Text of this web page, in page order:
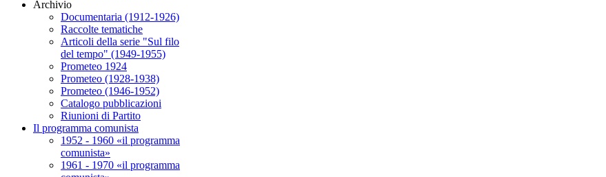
Archivio
Documentaria (1912-1926)
Raccolte tematiche
Articoli della serie "Sul filo
del tempo" (1949-1955)
Prometeo 1924
Prometeo (1928-1938)
Prometeo (1946-1952)
Catalogo pubblicazioni
Riunioni di Partito
Il programma comunista
1952 - 1960 «il programma
comunista»
1961 - 1970 «il programma